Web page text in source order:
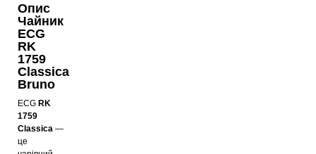
Опис
Чайник
ECG
RK
1759
Classica
Bruno
ECG RK
1759
Classica —
це